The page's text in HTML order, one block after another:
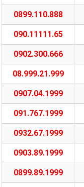
0899.110.888
090.11111.65
0902.300.666
08.999.21.999
0907.04.1999
091.767.1999
0932.67.1999
0903.89.1999
0899.89.1999